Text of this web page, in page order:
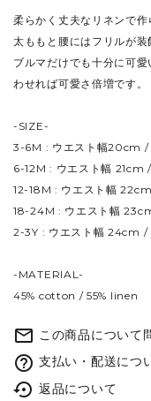
柔らかく丈夫なリネンで作
太ももと腰にはフリルが装
ブルマだけでも十分に可
わせれば可愛さ倍増です。
-SIZE-
3-6M : ウエスト幅20cm /
6-12M : ウエスト幅 21cm
12-18M : ウエスト幅
18-24M : ウエスト幅
2-3Y : ウエスト幅 24cm /
-MATERIAL-
45% cotton / 55% linen
mail_outline この商品について
help_outline 支払い・配送につ
settings_backup_restore 返品について